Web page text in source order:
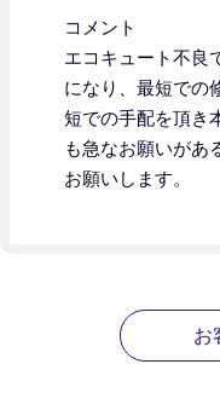
コメント
エコキュート不良
になり、最短での
短での手配を頂き
も急なお願いがあ
お願いします。
お